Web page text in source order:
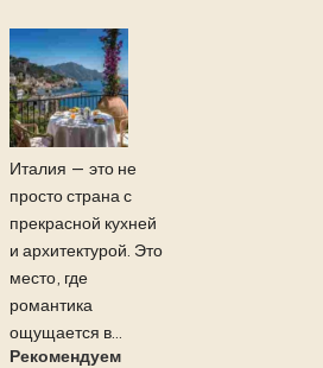
Италия — это не
просто страна с
прекрасной кухней
и архитектурой. Это
место, где
романтика
ощущается в...
Рекомендуем